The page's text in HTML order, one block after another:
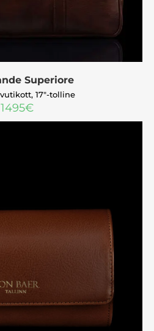
17″-tolline
Superiore
1495€